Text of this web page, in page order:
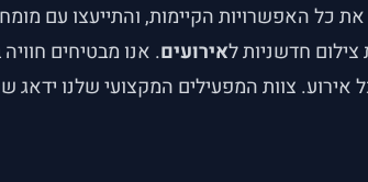
כל האפשרויות הקיימות, והתייעצו עם
חדשניות לאירועים. אנו מבטיחים
אירוע. צוות המפעילים המקצועי שלנו